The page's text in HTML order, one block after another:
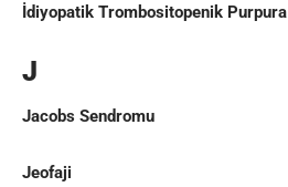
İdiyopatik Trombositopenik Purpura
J
Jacobs Sendromu
Jeofaji